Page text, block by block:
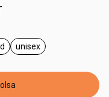
1 unidad
general.tag unisex
unisex